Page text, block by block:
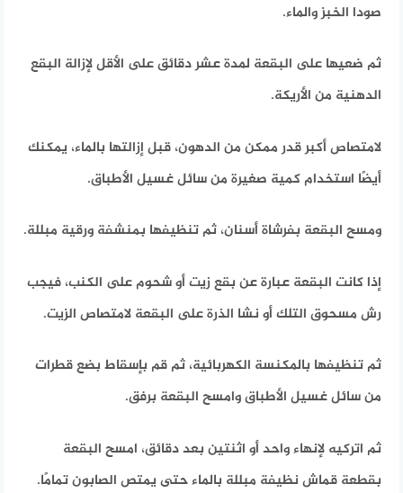
صودا الخبز والماء.
ثم ضعيها على البقعة لمدة عشر دقائق على الأقل لإزالة البقع
الدهنية من الأريكة.
لامتصاص أكبر قدر ممكن من الدهون، قبل إزالتها بالماء، يمكنك
أيضًا استخدام كمية صغيرة من سائل غسيل الأطباق.
ومسح البقعة بفرشاة أسنان، ثم تنظيفها بمنشفة ورقية مبللة.
إذا كانت البقعة عبارة عن بقع زيت أو شحوم على الكنب، فيجب
رش مسحوق التلك أو نشا الذرة على البقعة لامتصاص الزيت.
ثم تنظيفها بالمكنسة الكهربائية، ثم قم بإسقاط بضع قطرات
من سائل غسيل الأطباق وامسح البقعة برفق.
ثم اتركيه لإنهاء واحد أو اثنتين بعد دقائق، امسح البقعة
بقطعة قماش نظيفة مبللة بالماء حتى يمتص الصابون تمامًا.